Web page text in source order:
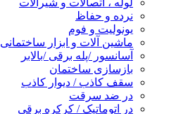
لوله ، اتصالات و شیرآلات
نرده و حفاظ
یونولیت و فوم
ماشین آلات و ابزار ساختمانی
آسانسور /پله برقی /بالابر
بازسازی ساختمان
سقف کاذب / دیوار کاذب
در ضد سرقت
در اتوماتیک / کرکره برقی